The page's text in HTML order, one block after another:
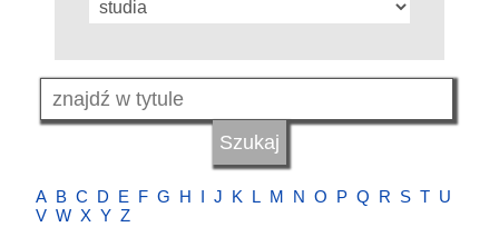
A B C D E F G H I J K L M N O P Q R S T U
V W X Y Z